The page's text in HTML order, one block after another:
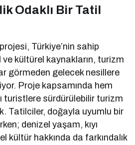
Odaklı Bir Tatil
Türkiye’nin sahip
kültürel kaynakların, turizm
görmeden gelecek nesillere
Proje kapsamında hem
turistlere sürdürülebilir turizm
Tatilciler, doğayla uyumlu bir
denizel yaşam, kıyı
kültür hakkında da farkındalık